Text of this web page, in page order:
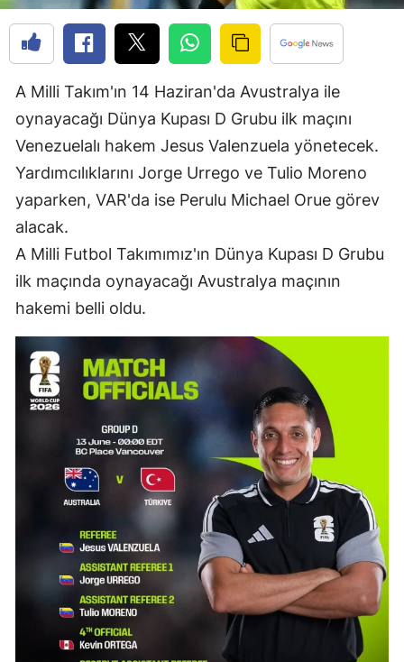
Diyarbakır
Edirne
Elazığ
Erzincan
Erzurum
Gaziantep
Gümüşhane
Hakkari
Hatay
Isparta
Mersin
İstanbul
İzmir
Kars
A Milli Takım'ın 14 Haziran'da Avustralya ile
oynayacağı Dünya Kupası D Grubu ilk maçını
Venezuelalı hakem Jesus Valenzuela yönetecek.
Yardımcılıklarını Jorge Urrego ve Tulio Moreno
yaparken, VAR'da ise Perulu Michael Orue görev
alacak.
A Milli Futbol Takımımız'ın Dünya Kupası D Grubu
ilk maçında oynayacağı Avustralya maçının
hakemi belli oldu.